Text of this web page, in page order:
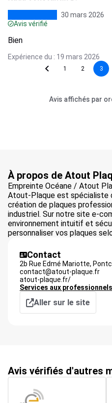
30 mars 2026
Avis vérifié
Bien
Expérience du : 19 mars 2026
1 2 3
Avis affichés par
À propos de Atout
Empreinte Océane / Atout
Atout-Plaque est spécialiste
création de plaques
industriel. Sur notre site e-
environnement intuitif et
personnaliser vos plaques
Contact
2b Rue Edmé Mariotte,
contact@atout-plaque.fr
atout-plaque.fr/
Services aux professionnels
Aller sur le site
Avis vérifiés d'autres